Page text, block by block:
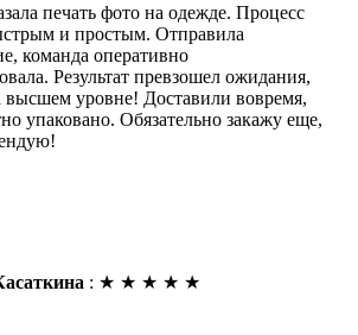
печать фото на одежде. Процесс
и простым. Отправила
команда оперативно
Результат превзошел ожидания,
высшем уровне! Доставили вовремя,
упаковано. Обязательно закажу еще,
: ★ ★ ★ ★ ★